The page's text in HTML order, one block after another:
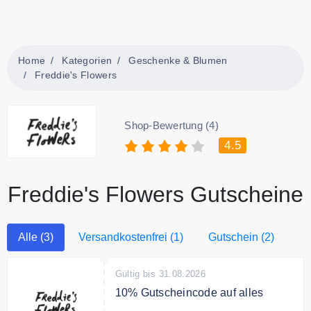
Home Kategorien
Geschenke & Blumen
Freddie's Flowers
Shop-Bewertung (4)
4.5
Freddie's Flowers Gutscheine
Alle (3) Versandkostenfrei (1) Gutschein (2)
Gültig bis 31.08.2026
10% Gutscheincode auf alles